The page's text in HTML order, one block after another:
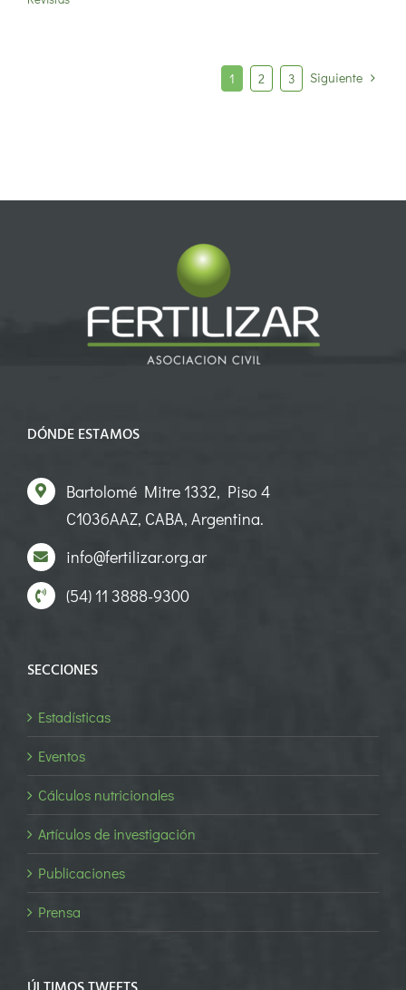
1 2 3 Siguiente
DÓNDE ESTAMOS
Bartolomé Mitre 1332, Piso 4
C1036AAZ, CABA, Argentina.
info@fertilizar.org.ar
(54) 11 3888-9300
SECCIONES
Estadísticas
Eventos
Cálculos nutricionales
Artículos de investigación
Publicaciones
Prensa